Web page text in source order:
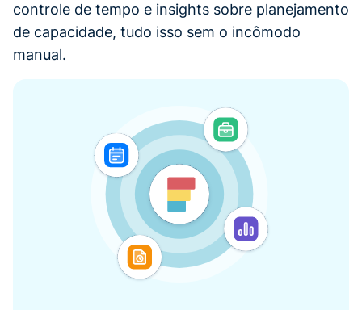
controle de tempo e insights sobre planejamento
de capacidade, tudo isso sem o incômodo
manual.